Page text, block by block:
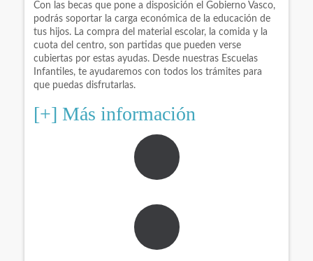
Con las becas que pone a disposición el Gobierno Vasco,
podrás soportar la carga económica de la educación de
tus hijos. La compra del material escolar, la comida y la
cuota del centro, son partidas que pueden verse
cubiertas por estas ayudas. Desde nuestras Escuelas
Infantiles, te ayudaremos con todos los trámites para
que puedas disfrutarlas.
[+] Más información